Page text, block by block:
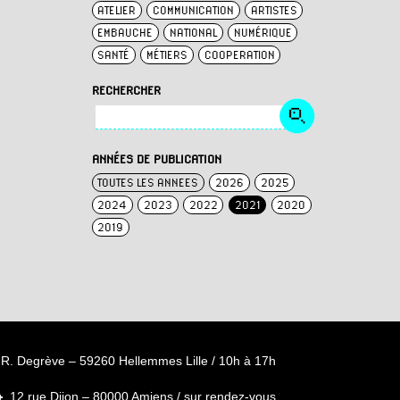
ATELIER
COMMUNICATION
ARTISTES
EMBAUCHE
NATIONAL
NUMÉRIQUE
SANTÉ
MÉTIERS COOPERATION
RECHERCHER
ANNÉES DE PUBLICATION
TOUTES LES ANNEES 2026
2025
2024
2023 2022 2021
2020
2019
Degrève – 59260 Hellemmes Lille / 10h à 17h
12 rue Dijon – 80000 Amiens / sur rendez-vous